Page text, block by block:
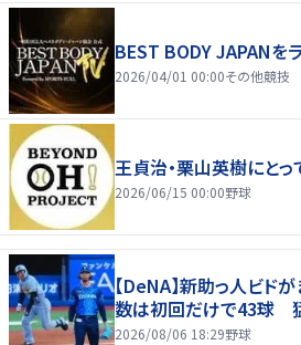
BEST BODY JAPANを
2026/04/01 00:00その他競技
王貞治・栗山英樹にと
2026/06/15 00:00野球
【DeNA】新助っ人ビド
数は初回だけで43球
2026/08/06 18:29野球